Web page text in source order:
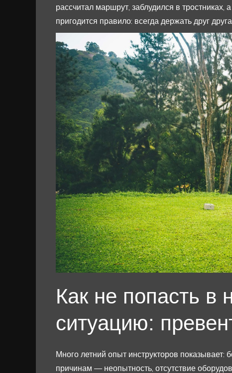
рассчитал маршрут, заблудился в тростниках,
пригодится правило: всегда держать друг
Как не попасть в
ситуацию:
Много летний опыт инструкторов
причинам — неопытность, отсутствие